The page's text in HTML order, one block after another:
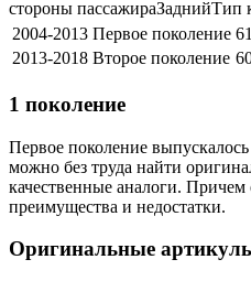
стороны пассажираЗаднийТип
2004-2013 Первое поколение
2013-2018 Второе поколение
1 поколение
Первое поколение
можно без труда найти
качественные аналоги.
преимущества и недостатки.
Оригинальные